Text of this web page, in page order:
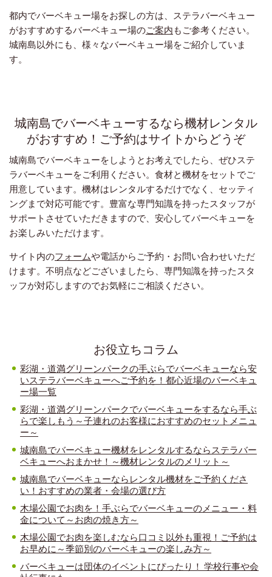
都内でバーベキュー場をお探しの方は、ステラバーベキュー
がおすすめするバーベキュー場のご案内 もご参考ください。
城南島以外にも、様々なバーベキュー場をご紹介していま
す。
城南島でバーベキューするなら機材レンタル
がおすすめ！ご予約はサイトからどうぞ
城南島でバーベキューをしようとお考えでしたら、ぜひステ
ラバーベキューをご利用ください。食材と機材をセットでご
用意しています。機材はレンタルするだけでなく、セッティ
ングまで対応可能です。豊富な専門知識を持ったスタッフが
サポートさせていただきますので、安心してバーベキューを
お楽しみいただけます。
サイト内のフォームや電話からご予約・お問い合わせいただ
けます。不明点などございましたら、専門知識を持ったスタ
ッフが対応しますのでお気軽にご相談ください。
お役立ちコラム
彩湖・道満グリーンパークの手ぶらでバーベキューなら安
いステラバーベキューへご予約を！都心近場のバーベキュ
ー場一覧
彩湖・道満グリーンパークでバーベキューをするなら手ぶ
らで楽しもう～子連れのお客様におすすめのセットメニュ
ー～
城南島でバーベキュー機材をレンタルするならステラバー
ベキューへおまかせ！～機材レンタルのメリット～
城南島でバーベキューならレンタル機材をご予約くださ
い！おすすめの業者・会場の選び方
木場公園でお肉を！手ぶらでバーベキューのメニュー・料
金について～お肉の焼き方～
木場公園でお肉を楽しむなら口コミ以外も重視！ご予約は
お早めに～季節別のバーベキューの楽しみ方～
バーベキューは団体のイベントにぴったり！ 学校行事や会